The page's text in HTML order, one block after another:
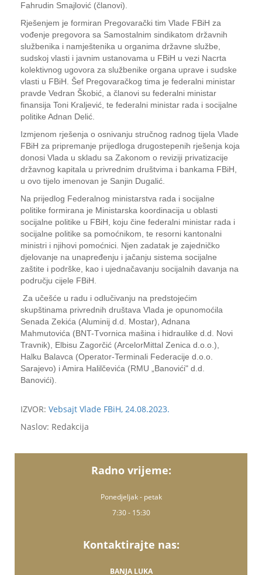
Fahrudin Smajlović (članovi).
Rješenjem je formiran Pregovarački tim Vlade FBiH za
vođenje pregovora sa Samostalnim sindikatom državnih
službenika i namještenika u organima državne službe,
sudskoj vlasti i javnim ustanovama u FBiH u vezi Nacrta
kolektivnog ugovora za službenike organa uprave i sudske
vlasti u FBiH. Šef Pregovaračkog tima je federalni ministar
pravde Vedran Škobić, a članovi su federalni ministar
finansija Toni Kraljević, te federalni ministar rada i socijalne
politike Adnan Delić.
Izmjenom rješenja o osnivanju stručnog radnog tijela Vlade
FBiH za pripremanje prijedloga drugostepenih rješenja koja
donosi Vlada u skladu sa Zakonom o reviziji privatizacije
državnog kapitala u privrednim društvima i bankama FBiH,
u ovo tijelo imenovan je Sanjin Dugalić.
Na prijedlog Federalnog ministarstva rada i socijalne
politike formirana je Ministarska koordinacija u oblasti
socijalne politike u FBiH, koju čine federalni ministar rada i
socijalne politike sa pomoćnikom, te resorni kantonalni
ministri i njihovi pomoćnici. Njen zadatak je zajedničko
djelovanje na unapređenju i jačanju sistema socijalne
zaštite i podrške, kao i ujednačavanju socijalnih davanja na
području cijele FBiH.
Za učešće u radu i odlučivanju na predstojećim
skupštinama privrednih društava Vlada je opunomoćila
Senada Zekića (Aluminij d.d. Mostar), Adnana
Mahmutovića (BNT-Tvornica mašina i hidraulike d.d. Novi
Travnik), Elbisu Zagorčić (ArcelorMittal Zenica d.o.o.),
Halku Balavca (Operator-Terminali Federacije d.o.o.
Sarajevo) i Amira Halilčevića (RMU „Banovići" d.d.
Banovići).
IZVOR: Vebsajt Vlade FBiH, 24.08.2023.
Naslov: Redakcija
Radno vrijeme:
Ponedjeljak - petak
7:30 - 15:30
Kontaktirajte nas:
BANJA LUKA